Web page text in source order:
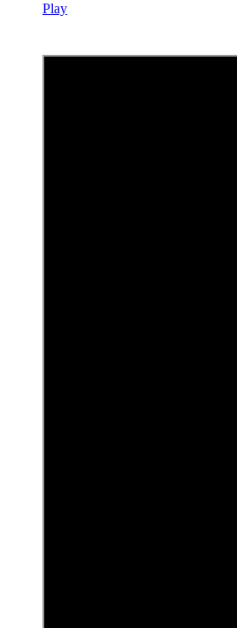
Play